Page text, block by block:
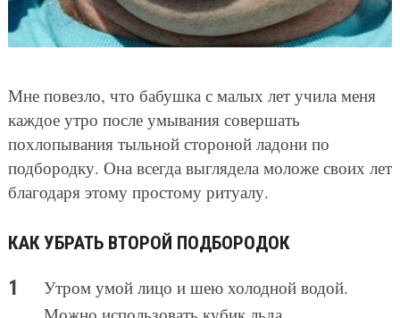
Мне повезло, что бабушка с малых лет учила меня
каждое утро после умывания совершать
похлопывания тыльной стороной ладони по
подбородку. Она всегда выглядела моложе своих лет
благодаря этому простому ритуалу.
КАК УБРАТЬ ВТОРОЙ ПОДБОРОДОК
Утром умой лицо и шею холодной водой.